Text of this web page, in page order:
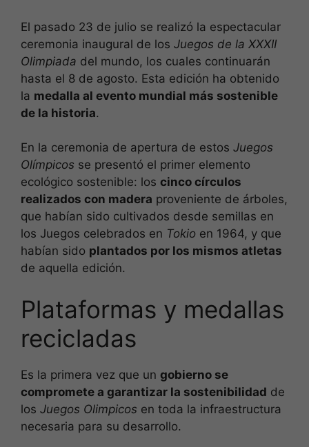
El pasado 23 de julio se realizó la espectacular
ceremonia inaugural de los Juegos de la XXXII
Olimpiada del mundo, los cuales continuarán
hasta el 8 de agosto. Esta edición ha obtenido
la medalla al evento mundial más sostenible
de la historia.
En la ceremonia de apertura de estos Juegos
Olímpicos se presentó el primer elemento
ecológico sostenible: los cinco círculos
realizados con madera proveniente de árboles,
que habían sido cultivados desde semillas en
los Juegos celebrados en Tokio en 1964, y que
habían sido plantados por los mismos atletas
de aquella edición.
Plataformas y medallas
recicladas
Es la primera vez que un gobierno se
compromete a garantizar la sostenibilidad de
los Juegos Olimpicos en toda la infraestructura
necesaria para su desarrollo.